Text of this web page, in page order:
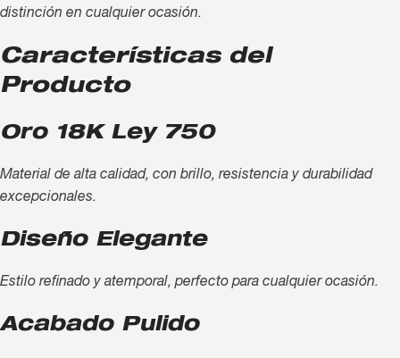
distinción en cualquier ocasión.
Características del
Producto
Oro 18K Ley 750
Material de alta calidad, con brillo, resistencia y durabilidad
excepcionales.
Diseño Elegante
Estilo refinado y atemporal, perfecto para cualquier ocasión.
Acabado Pulido